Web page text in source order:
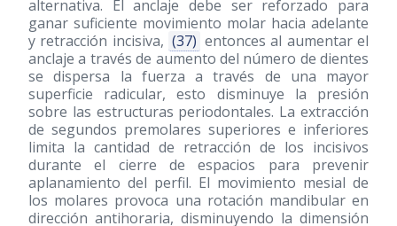
alternativa. El anclaje debe ser reforzado para
ganar suficiente movimiento molar hacia adelante
y retracción incisiva, (37) entonces al aumentar el
anclaje a través de aumento del número de dientes
se dispersa la fuerza a través de una mayor
superficie radicular, esto disminuye la presión
sobre las estructuras periodontales. La extracción
de segundos premolares superiores e inferiores
limita la cantidad de retracción de los incisivos
durante el cierre de espacios para prevenir
aplanamiento del perfil. El movimiento mesial de
los molares provoca una rotación mandibular en
dirección antihoraria, disminuyendo la dimensión